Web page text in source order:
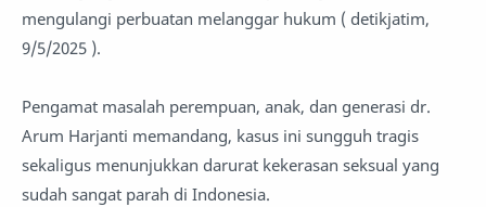
mengulangi perbuatan melanggar hukum ( detikjatim,
9/5/2025 ).
Pengamat masalah perempuan, anak, dan generasi dr.
Arum Harjanti memandang, kasus ini sungguh tragis
sekaligus menunjukkan darurat kekerasan seksual yang
sudah sangat parah di Indonesia.